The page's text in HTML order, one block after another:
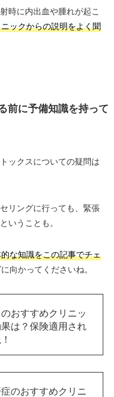
時に内出血や腫れが起こ
ックからの説明をよく聞
前に予備知識を持って
ックスについての疑問は
リングに行っても、緊張
いうことも。
な知識をこの記事でチェ
向かってくださいね。
おすすめクリニッ
は？保険適用され
のおすすめクリニ